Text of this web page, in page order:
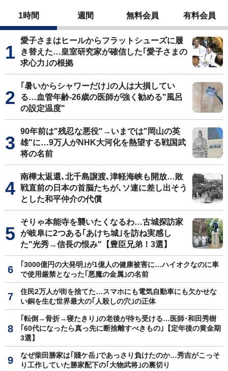
1時間 週間 無料会員 有料会員
愛子さまはヒールからフラットシューズに履
き替えた…皇室研究家が確信した｢愛子さまの
求心力｣の根拠
｢暑いからシャワーだけ｣の人は大損してい
る…血管年齢-26歳の医師が強く勧める"風呂
の設定温度"
90年前は"残忍な悪役"→いまでは"岡山の英
雄"に…9万人がNHK大河化を熱望する戦国武
将の名前
南樺太返還､北千島譲渡､津軽海峡も開放…敗
戦直前の日本の首脳たちが､ソ連に差し出そう
とした和平仲介の代償
そりゃ本能寺を襲いたくなるわ…古城探訪家
が岐阜に2つある｢あけち城｣を訪ね実感し
た"光秀→信長の恨み"【豊臣兄弟！3選】
｢3000億円の大発明｣が1億人の健康被害に…ハイオクなのに車
で使用厳禁となった｢悪魔の金属｣の名前
住民2万人が街を捨てた…スマホにも電気自動車にも欠かせな
い銅を生む世界最大の｢人殺しの穴｣の正体
｢転倒→骨折→寝たきり｣の老後が待ち受ける…医師･和田秀樹
｢60代になったら真っ先に断捨離すべきもの｣【定年後の黄金期
3選】
なぜ柴田勝家は｢賤ケ岳｣であっさり負けたのか…秀吉がこっそ
り工作していた勝家配下の｢大物武将｣の裏切り